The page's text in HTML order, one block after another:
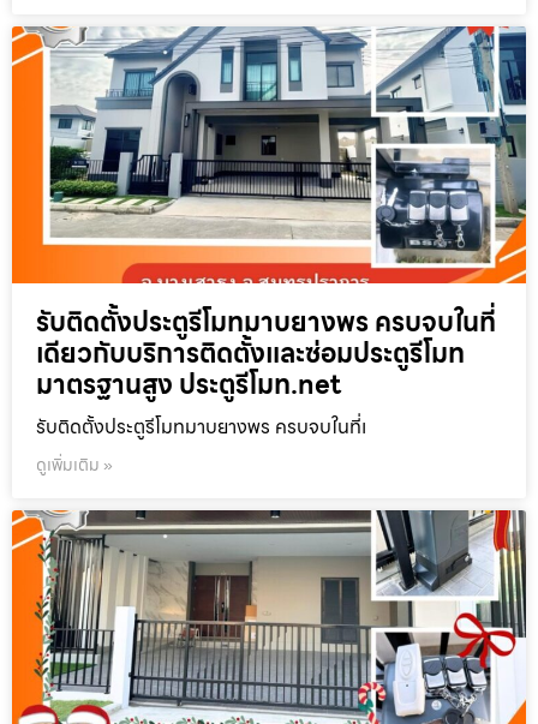
รับติดตั้งประตูรีโมทมาบยางพร ครบจบในที่
เดียวกับบริการติดตั้งและซ่อมประตูรีโมท
มาตรฐานสูง ประตูรีโมท.net
รับติดตั้งประตูรีโมทมาบยางพร ครบจบในที่เ
ดูเพิ่มเติม »